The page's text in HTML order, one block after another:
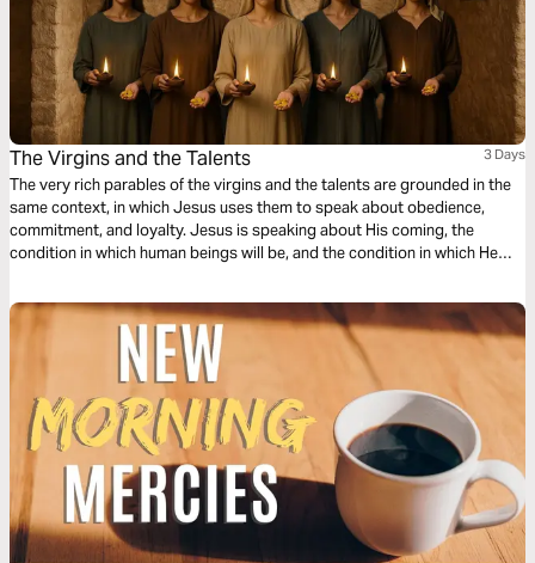
The Virgins and the Talents 3 Days
The very rich parables of the virgins and the talents are grounded in the
same context, in which Jesus uses them to speak about obedience,
commitment, and loyalty. Jesus is speaking about His coming, the
condition in which human beings will be, and the condition in which He
you to dive into what Jesus intended to say with the parable of the ten
virgins and, subsequently, with the parable of the talents, understanding
in depth their real application in our daily lives and in the church.